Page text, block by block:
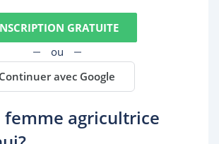
GRATUITE
ou
Continuer avec Google
femme agricultrice